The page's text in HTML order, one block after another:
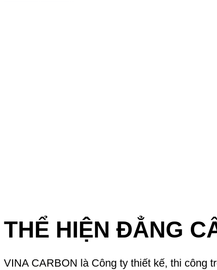
THỂ HIỆN ĐẲNG
VINA CARBON là Công ty thiết kế, thi công